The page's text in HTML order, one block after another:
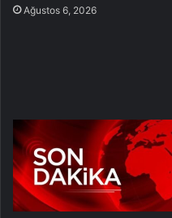
Ağustos 6, 2026